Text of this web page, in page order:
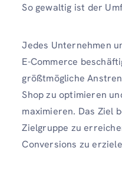
So gewaltig ist der
Jedes Unternehmen
E-Commerce
größtmögliche
Shop zu optimieren
maximieren. Das Ziel
Zielgruppe zu
Conversions zu